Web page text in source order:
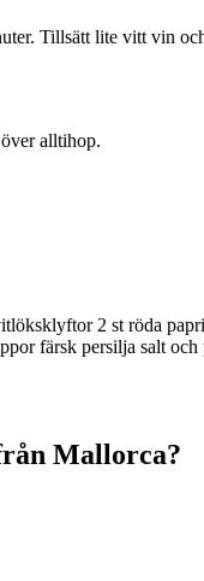
Tillsätt lite vitt vin
alltihop.
2 st röda
färsk persilja salt och
Mallorca?